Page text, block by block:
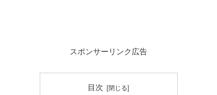
スポンサーリンク広告
目次